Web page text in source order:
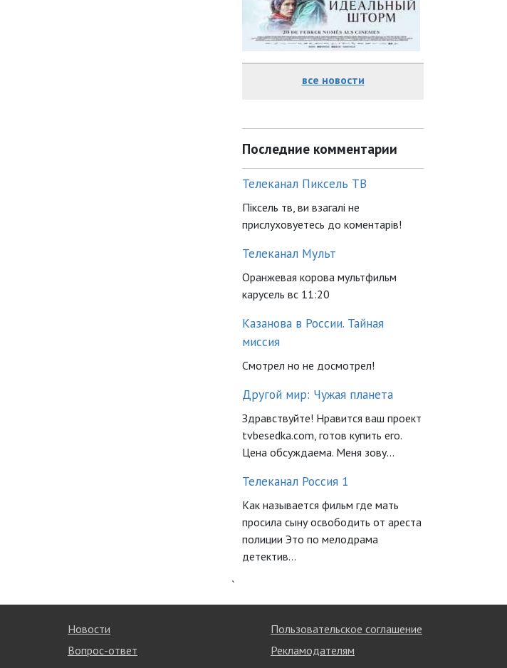
все новости
Последние комментарии
Телеканал Пиксель ТВ
Піксель тв, ви взагалі не
прислуховуетесь до коментарів!
Телеканал Мульт
Оранжевая корова мультфильм
карусель вс 11:20
Казанова в России. Тайная
миссия
Смотрел но не досмотрел!
Другой мир: Чужая планета
Здравствуйте! Нравится ваш проект
tvbesedka.com, готов купить его.
Цена обсуждаема. Меня зову...
Телеканал Россия 1
Как называется фильм где мать
просила сыну освободить от ареста
полиции Это по мелодрама
детектив...
`
Новости
Вопрос-ответ
Пользовательское соглашение
Рекламодателям